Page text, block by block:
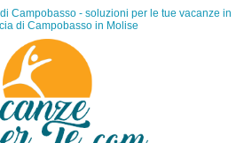
Campobasso - soluzioni per le tue vacanze in
di Campobasso in Molise